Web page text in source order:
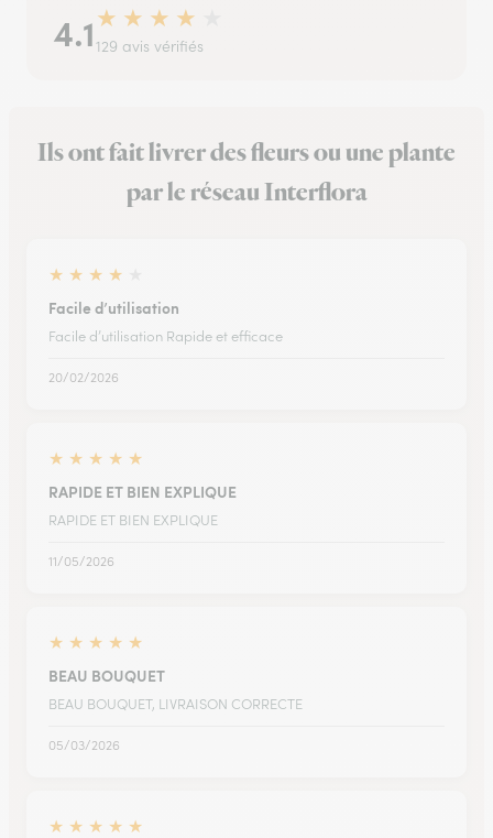
4.1★ ★ ★ ★
129 avis vérifiés
Ils ont fait livrer des fleurs ou une plante
par le réseau Interflora
★ ★ ★ ★
Facile d’utilisation
Facile d’utilisation Rapide et efficace
20/02/2026
★ ★ ★ ★ ★
RAPIDE ET BIEN EXPLIQUE
RAPIDE ET BIEN EXPLIQUE
11/05/2026
★ ★ ★ ★ ★
BEAU BOUQUET
BEAU BOUQUET, LIVRAISON CORRECTE
05/03/2026
★ ★ ★ ★ ★